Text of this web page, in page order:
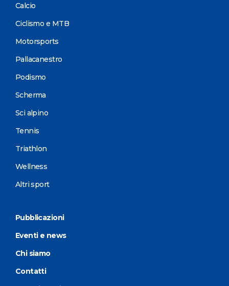
Calcio
Ciclismo e MTB
Motorsports
Pallacanestro
Podismo
Scherma
Sci alpino
Tennis
Triathlon
Wellness
Altri sport
Pubblicazioni
Eventi e news
Chi siamo
Contatti